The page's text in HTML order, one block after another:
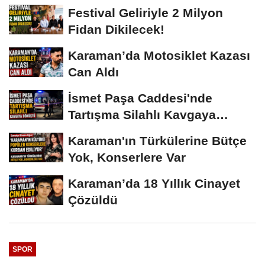
Festival Geliriyle 2 Milyon
Fidan Dikilecek!
Karaman’da Motosiklet Kazası
Can Aldı
İsmet Paşa Caddesi'nde
Tartışma Silahlı Kavgaya
Karaman'ın Türkülerine Bütçe
Yok, Konserlere Var
Karaman’da 18 Yıllık Cinayet
Çözüldü
SPOR